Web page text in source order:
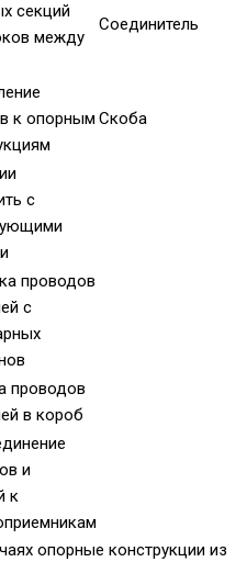
секций
между
Соединитель
к опорным Скоба
с
проводов
с
проводов
в короб
и
к
опорные конструкции из